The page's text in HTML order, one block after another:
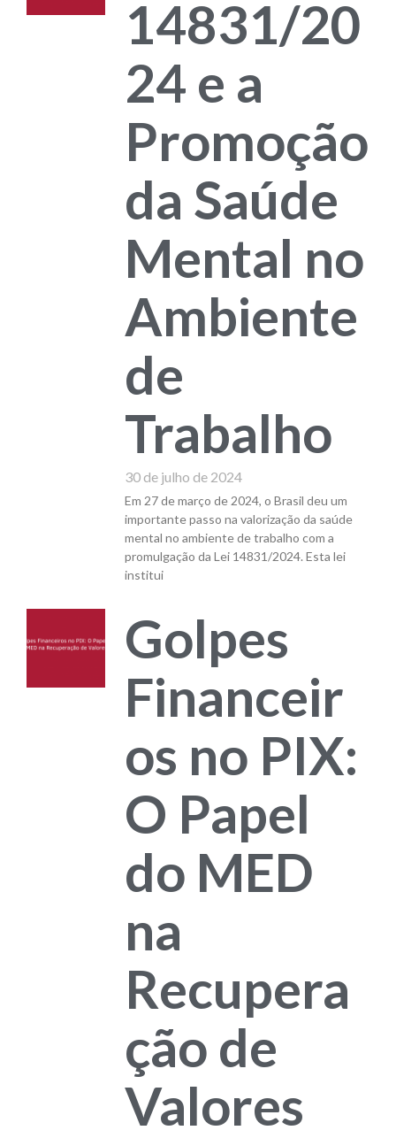
14831/20
24 e a
Promoção
da Saúde
Mental no
Ambiente
de
Trabalho
30 de julho de 2024
Em 27 de março de 2024, o Brasil deu um
importante passo na valorização da saúde
mental no ambiente de trabalho com a
promulgação da Lei 14831/2024. Esta lei
institui
Golpes
Financeir
os no PIX:
O Papel
do MED
na
Recupera
ção de
Valores